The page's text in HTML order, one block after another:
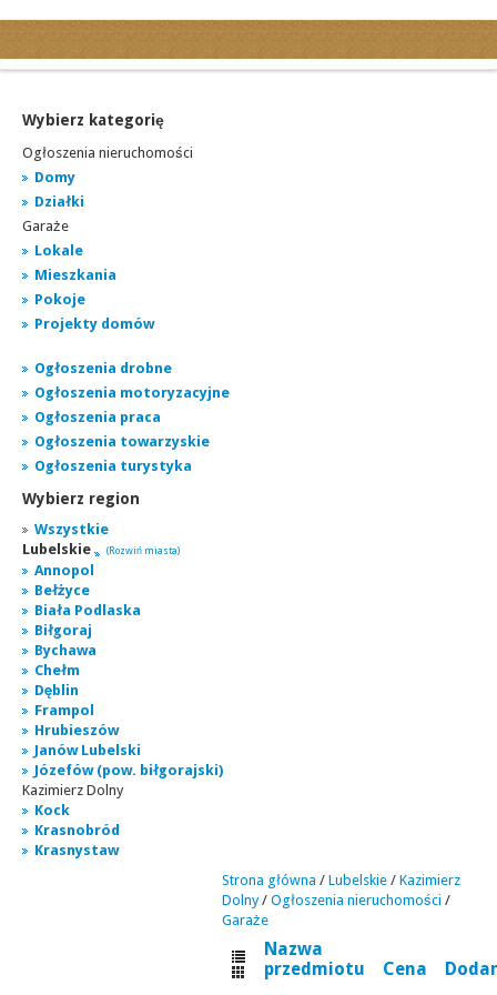
Ogłoszenia motoryzacyjne
Ogłoszenia nieruchomości
Ogłoszenia praca
Ogłoszenia turystyka
Regiony
miasta...
Wybierz kategorię
Ogłoszenia nieruchomości
Domy
Działki
Garaże
Lokale
Mieszkania
Pokoje
Projekty domów
Ogłoszenia drobne
Ogłoszenia motoryzacyjne
Ogłoszenia praca
Ogłoszenia towarzyskie
Ogłoszenia turystyka
Wybierz region
Wszystkie
Lubelskie
(Rozwiń miasta)
Annopol
Bełżyce
Biała Podlaska
Biłgoraj
Bychawa
Chełm
Dęblin
Frampol
Hrubieszów
Janów Lubelski
Józefów (pow. biłgorajski)
Kazimierz Dolny
Kock
Krasnobród
Krasnystaw
Strona główna / Lubelskie / Kazimierz
Dolny / Ogłoszenia nieruchomości /
Garaże
Nazwa
przedmiotu
Cena